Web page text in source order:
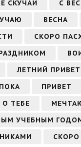
СКУЧАЙ
С
ВЕСНА
СКОРО
ЛЕТНИЙ
ПОКА
ПРИВЕТ
ТЕБЕ
УЧЕБНЫМ